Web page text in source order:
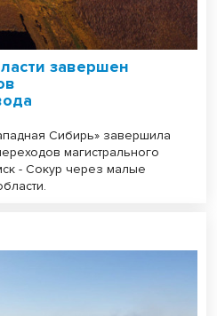
завершен
Сибирь» завершила
магистрального
- Сокур через малые